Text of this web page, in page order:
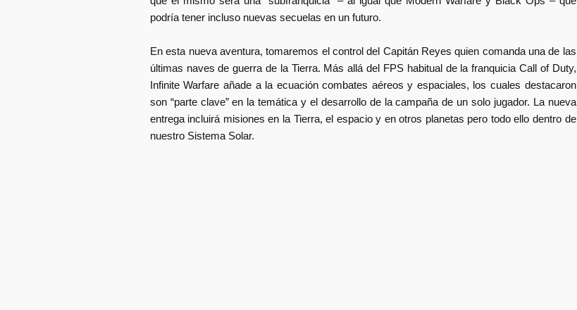
podría tener incluso nuevas secuelas en un futuro.
En esta nueva aventura, tomaremos el control del Capitán Reyes quien comanda una de las
últimas naves de guerra de la Tierra. Más allá del FPS habitual de la franquicia Call of Duty,
Infinite Warfare añade a la ecuación combates aéreos y espaciales, los cuales destacaron
son “parte clave” en la temática y el desarrollo de la campaña de un solo jugador. La nueva
entrega incluirá misiones en la Tierra, el espacio y en otros planetas pero todo ello dentro de
nuestro Sistema Solar.